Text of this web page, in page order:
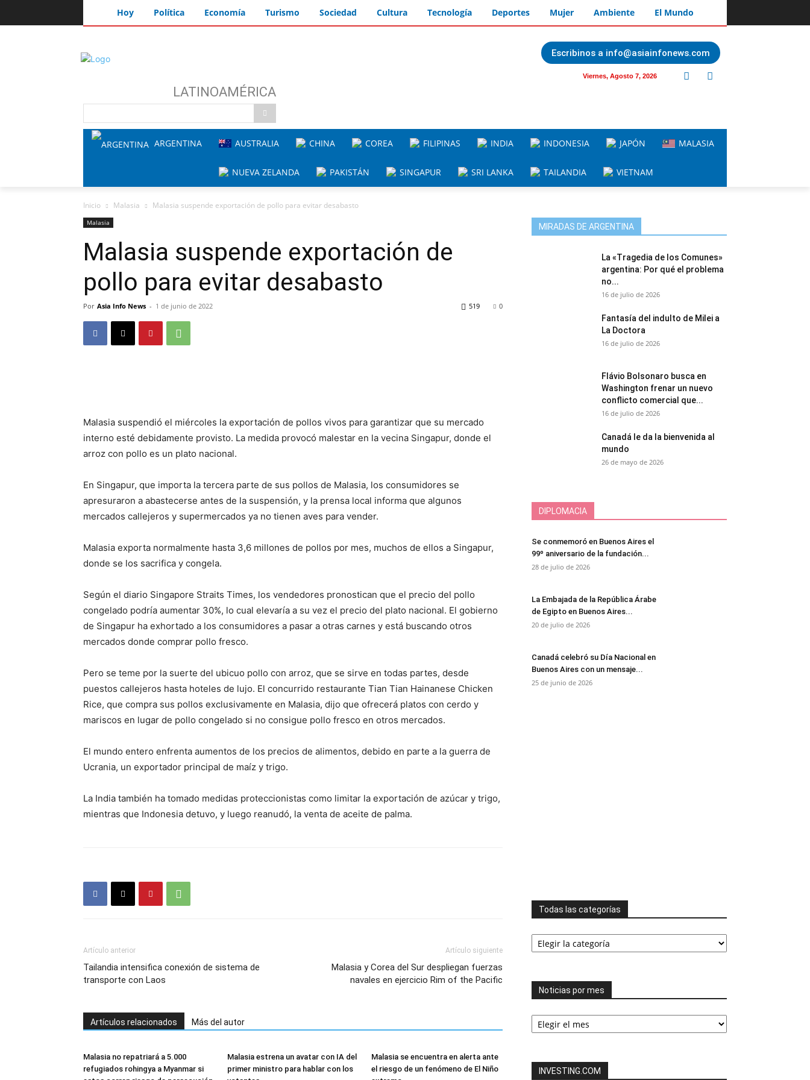
Hoy Política Economía Turismo Sociedad Cultura Tecnología Deportes Mujer Ambiente El Mundo
Escribinos a info@asiainfonews.com
Viernes, Agosto 7, 2026
LATINOAMÉRICA
ARGENTINA AUSTRALIA CHINA COREA FILIPINAS INDIA INDONESIA JAPÓN MALASIA
NUEVA ZELANDA PAKISTÁN SINGAPUR SRI LANKA TAILANDIA VIETNAM
Inicio Malasia Malasia suspende exportación de pollo para evitar desabasto
Malasia
Malasia suspende exportación de
pollo para evitar desabasto
Por Asia Info News - 1 de junio de 2022 0
519
Malasia suspendió el miércoles la exportación de pollos vivos para garantizar que su mercado
interno esté debidamente provisto. La medida provocó malestar en la vecina Singapur, donde el
arroz con pollo es un plato nacional.
En Singapur, que importa la tercera parte de sus pollos de Malasia, los consumidores se
apresuraron a abastecerse antes de la suspensión, y la prensa local informa que algunos
mercados callejeros y supermercados ya no tienen aves para vender.
Malasia exporta normalmente hasta 3,6 millones de pollos por mes, muchos de ellos a Singapur,
donde se los sacrifica y congela.
Según el diario Singapore Straits Times, los vendedores pronostican que el precio del pollo
congelado podría aumentar 30%, lo cual elevaría a su vez el precio del plato nacional. El gobierno
de Singapur ha exhortado a los consumidores a pasar a otras carnes y está buscando otros
mercados donde comprar pollo fresco.
Pero se teme por la suerte del ubicuo pollo con arroz, que se sirve en todas partes, desde
puestos callejeros hasta hoteles de lujo. El concurrido restaurante Tian Tian Hainanese Chicken
Rice, que compra sus pollos exclusivamente en Malasia, dijo que ofrecerá platos con cerdo y
mariscos en lugar de pollo congelado si no consigue pollo fresco en otros mercados.
El mundo entero enfrenta aumentos de los precios de alimentos, debido en parte a la guerra de
Ucrania, un exportador principal de maíz y trigo.
La India también ha tomado medidas proteccionistas como limitar la exportación de azúcar y trigo,
mientras que Indonesia detuvo, y luego reanudó, la venta de aceite de palma.
Artículo anterior
Tailandia intensifica conexión de sistema de
transporte con Laos
Artículo siguiente
Malasia y Corea del Sur despliegan fuerzas
navales en ejercicio Rim of the Pacific
Artículos relacionados Más del autor
Malasia no repatriará a 5.000
refugiados rohingya a Myanmar si
Malasia estrena un avatar con IA del
primer ministro para hablar con los
Malasia se encuentra en alerta ante
el riesgo de un fenómeno de El Niño
MIRADAS DE ARGENTINA
La «Tragedia de los Comunes»
argentina: Por qué el problema
no...
16 de julio de 2026
Fantasía del indulto de Milei a
La Doctora
16 de julio de 2026
Flávio Bolsonaro busca en
Washington frenar un nuevo
conflicto comercial que...
16 de julio de 2026
Canadá le da la bienvenida al
mundo
26 de mayo de 2026
DIPLOMACIA
Se conmemoró en Buenos Aires el
99º aniversario de la fundación...
28 de julio de 2026
La Embajada de la República Árabe
de Egipto en Buenos Aires...
20 de julio de 2026
Canadá celebró su Día Nacional en
Buenos Aires con un mensaje...
25 de junio de 2026
Todas las categorías
Todas
las
Noticias por mes
Noticias
por
INVESTING.COM